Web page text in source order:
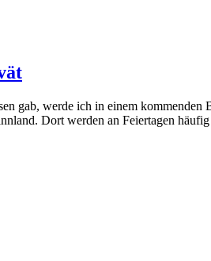
gab, werde ich in einem kommenden
Dort werden an Feiertagen